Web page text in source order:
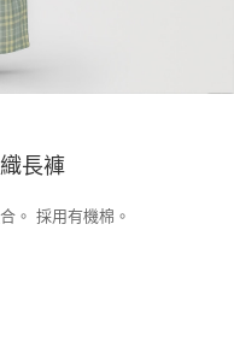
長褲
。 採用有機棉。